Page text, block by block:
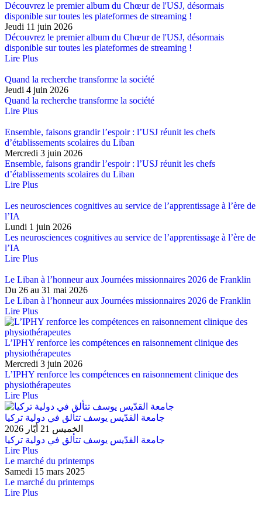
Découvrez le premier album du Chœur de l'USJ, désormais
disponible sur toutes les plateformes de streaming !
Jeudi 11 juin 2026
Découvrez le premier album du Chœur de l'USJ, désormais
disponible sur toutes les plateformes de streaming !
Lire Plus
Quand la recherche transforme la société
Jeudi 4 juin 2026
Quand la recherche transforme la société
Lire Plus
Ensemble, faisons grandir l’espoir : l’USJ réunit les chefs
d’établissements scolaires du Liban
Mercredi 3 juin 2026
Ensemble, faisons grandir l’espoir : l’USJ réunit les chefs
d’établissements scolaires du Liban
Lire Plus
Les neurosciences cognitives au service de l’apprentissage à l’ère de
l’IA
Lundi 1 juin 2026
Les neurosciences cognitives au service de l’apprentissage à l’ère de
l’IA
Lire Plus
Le Liban à l’honneur aux Journées missionnaires 2026 de Franklin
Du 26 au 31 mai 2026
Le Liban à l’honneur aux Journées missionnaires 2026 de Franklin
Lire Plus
L’IPHY renforce les compétences en raisonnement clinique des
physiothérapeutes
Mercredi 3 juin 2026
L’IPHY renforce les compétences en raisonnement clinique des
physiothérapeutes
Lire Plus
جامعة القدّيس يوسف تتألق في دولية تركيا
الخميس 21 أيّار 2026
جامعة القدّيس يوسف تتألق في دولية تركيا
Lire Plus
Le marché du printemps
Samedi 15 mars 2025
Le marché du printemps
Lire Plus